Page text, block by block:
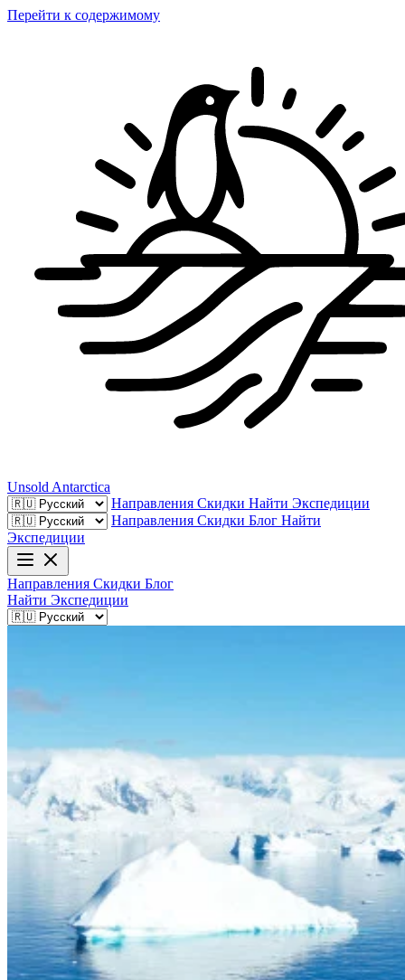
Перейти к содержимому
Unsold Antarctica
Направления Скидки Найти Экспедиции
Направления Скидки Блог Найти
Экспедиции
Направления Скидки Блог
Найти Экспедиции